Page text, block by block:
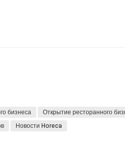
бизнеса Открытие ресторанного
Новости Horeca